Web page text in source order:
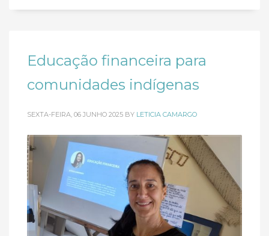
Educação financeira para
comunidades indígenas
SEXTA-FEIRA, 06 JUNHO 2025 BY LETICIA CAMARGO